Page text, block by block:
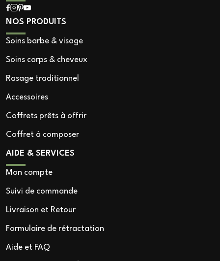
NOS PRODUITS
Soins barbe & visage
Soins corps & cheveux
Rasage traditionnel
Accessoires
Coffrets prêts à offrir
Coffret à composer
AIDE & SERVICES
Mon compte
Suivi de commande
Livraison et Retour
Formulaire de rétractation
Aide et FAQ